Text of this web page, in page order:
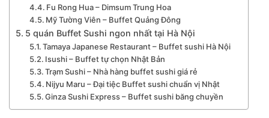
Fu Rong Hua – Dimsum Trung Hoa
Mỹ Tường Viên – Buffet Quảng Đông
5 quán Buffet Sushi ngon nhất tại Hà Nội
Tamaya Japanese Restaurant – Buffet sushi Hà Nội
Isushi – Buffet tự chọn Nhật Bản
Trạm Sushi – Nhà hàng buffet sushi giá rẻ
Nijyu Maru – Đại tiệc Buffet sushi chuẩn vị Nhật
Ginza Sushi Express – Buffet sushi băng chuyền